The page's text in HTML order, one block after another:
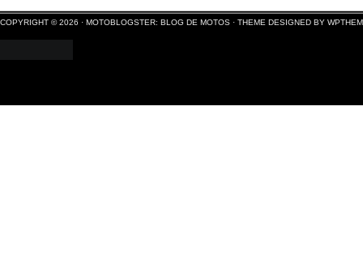
COPYRIGHT © 2026 · MOTOBLOGSTER: BLOG DE MOTOS · THEME DESIGNED BY